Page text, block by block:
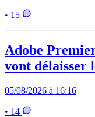
• 15
Adobe
vont délaisser
05/08/2026 à 16:16
• 14